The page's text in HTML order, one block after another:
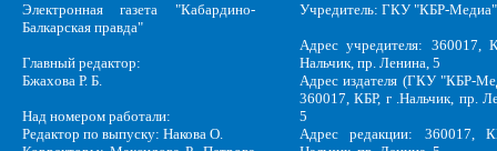
Электронная газета "Кабардино-
Балкарская правда"
Главный редактор:
Бжахова Р. Б.
Над номером работали:
Редактор по выпуску: Накова О.
Учредитель: ГКУ "КБР-Медиа"
Адрес учредителя: 360017,
Нальчик, пр. Ленина, 5
Адрес издателя (ГКУ "КБР-
360017, КБР, г .Нальчик, пр.
5
Адрес редакции: 360017,